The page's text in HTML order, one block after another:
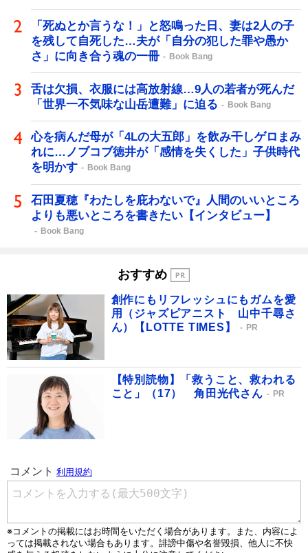
「死ぬとか言うな！」と怒鳴った日、妻は2人の子
を残して自死した…夫が「自分の犯した罪や愚か
さ」に向き合う魂の一冊
Book Bang
舌は欠損、衣服には高放射線…9人の若者が死んだ
「世界一不気味な山岳遭難」に迫る
Book Bang
心を病んだ母が「4Lの大五郎」を飲み干しゲロまみ
れに…ノブコブ徳井が「感情を失くした」子供時代
を明かす
Book Bang
石田夏穂『わたしを庇わないで』人間のいいところ
よりも悪いところを書きたい【インタビュー】
Book Bang
おすすめ
創作にもリフレッシュにもガムを愛
用（ジャズピアニスト 山中千尋さ
ん）【LOTTE TIMES】
PR
【特別読物】「救うこと、救われる
こと」（17） 角田光代さん
PR